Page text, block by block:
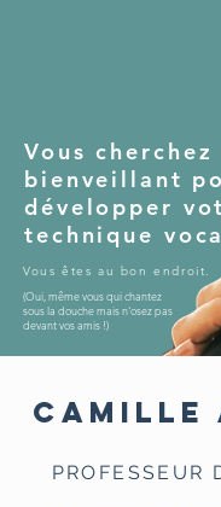
Vous cherchez
bienveillant
développer
technique
​Vous êtes au bon endroit.
(Oui, même vous qui chantez
sous la douche mais n'osez pas
devant vos amis !)
Camille
PROFESSEUR